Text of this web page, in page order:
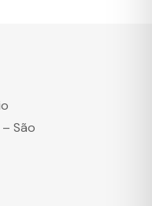
São